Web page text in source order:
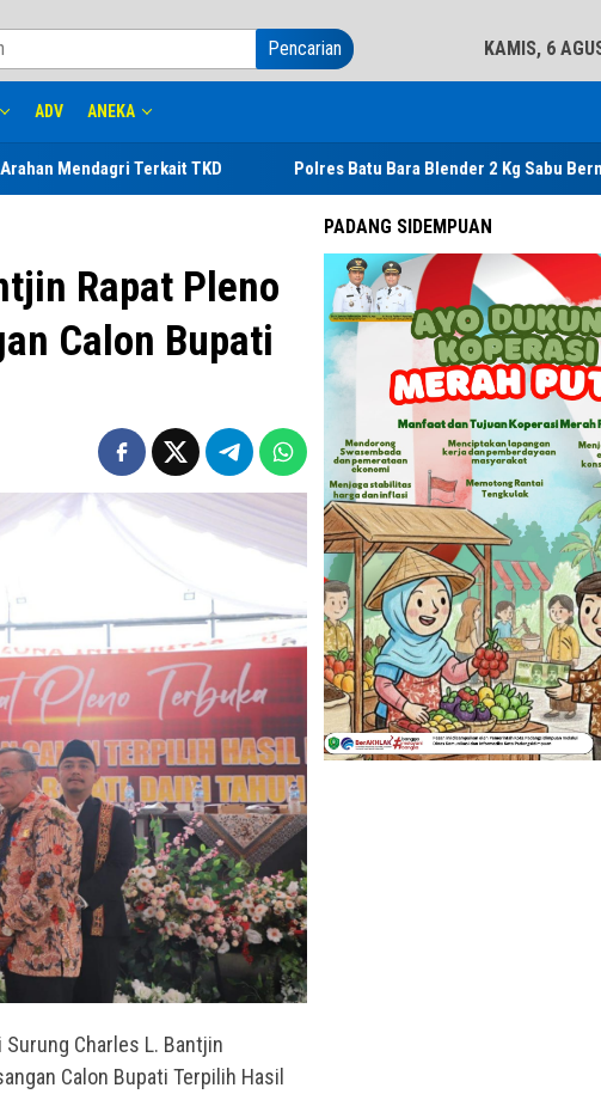
Pencarian KAMIS, 6
ADV ANEKA
Terkait TKD Polres Batu Bara Blender 2 Kg Sabu Bernilai Jutaan
Rapat Pleno
Calon Bupati
Charles L. Bantjin
Calon Bupati Terpilih Hasil
PADANG SIDEMPUAN